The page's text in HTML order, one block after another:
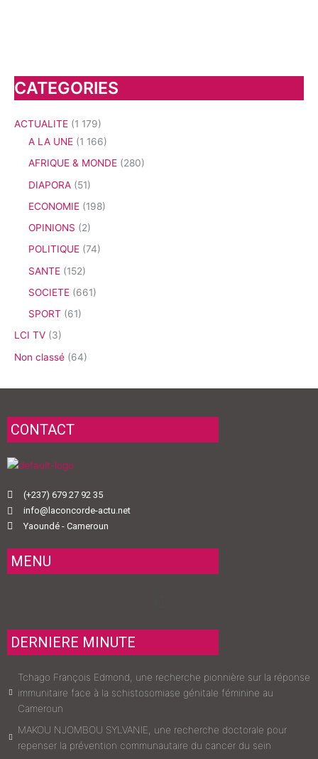
CATEGORIES
ACTUALITE (1 179)
A LA UNE (1 166)
AFRIQUE & MONDE (280)
DIAPORA (51)
ECONOMIE (198)
OPINIONS (2)
POLITIQUE (74)
SANTE (152)
SOCIETE (661)
SPORT (61)
LCI TV (3)
Non classé (64)
CONTACT
(+237) 679 27 92 35
info@laconcorde-actu.net
Yaoundé - Cameroun
MENU
DERNIERE MINUTE
Tchago François Edmond, une recherche pionnière sur la réponse
immunitaire face à la schistosomiase génitale féminine au
Cameroun
MAKOU NJOMBOU SYLVANIE, une recherche doctorale pour
repenser la prévention communautaire du cancer du sein